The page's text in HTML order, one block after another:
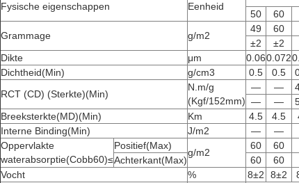
Fysische eigenschappen Eenheid
50
60
Grammage
g/m2
49 60
±2
±2
Dikte
μm 0.060.072
Dichtheid(Min)
g/cm3 0.5 0.5
RCT (CD) (Sterkte)(Min)
N.m/g
(Kgf/152mm)
— —
—
—
Breeksterkte(MD)(Min)
Km 4.5 4.5
Interne Binding(Min)
J/m2 — —
Oppervlakte
waterabsorptie(Cobb60)≤
Positief(Max)
g/m2
60 60
Achterkant(Max)
60 60
Vocht
% 8±2 8±2